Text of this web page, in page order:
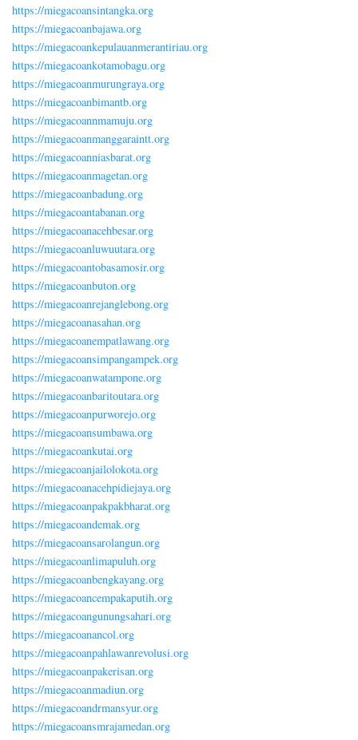
https://miegacoansintangka.org
https://miegacoanbajawa.org
https://miegacoankepulauanmerantiriau.org
https://miegacoankotamobagu.org
https://miegacoanmurungraya.org
https://miegacoanbimantb.org
https://miegacoannmamuju.org
https://miegacoanmanggaraintt.org
https://miegacoanniasbarat.org
https://miegacoanmagetan.org
https://miegacoanbadung.org
https://miegacoantabanan.org
https://miegacoanacehbesar.org
https://miegacoanluwuutara.org
https://miegacoantobasamosir.org
https://miegacoanbuton.org
https://miegacoanrejanglebong.org
https://miegacoanasahan.org
https://miegacoanempatlawang.org
https://miegacoansimpangampek.org
https://miegacoanwatampone.org
https://miegacoanbaritoutara.org
https://miegacoanpurworejo.org
https://miegacoansumbawa.org
https://miegacoankutai.org
https://miegacoanjailolokota.org
https://miegacoanacehpidiejaya.org
https://miegacoanpakpakbharat.org
https://miegacoandemak.org
https://miegacoansarolangun.org
https://miegacoanlimapuluh.org
https://miegacoanbengkayang.org
https://miegacoancempakaputih.org
https://miegacoangunungsahari.org
https://miegacoanancol.org
https://miegacoanpahlawanrevolusi.org
https://miegacoanpakerisan.org
https://miegacoanmadiun.org
https://miegacoandrmansyur.org
https://miegacoansmrajamedan.org